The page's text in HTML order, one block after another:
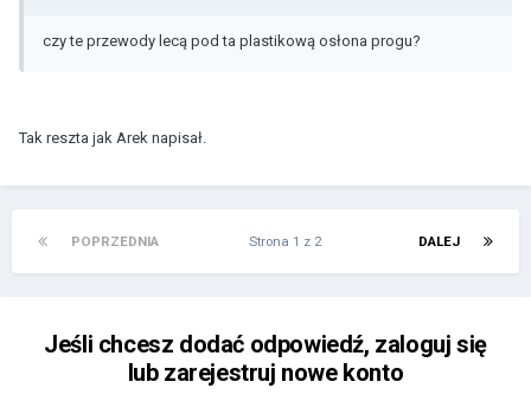
czy te przewody lecą pod ta plastikową osłona progu?
Tak reszta jak Arek napisał.
POPRZEDNIA DALEJ
Strona 1 z 2
Jeśli chcesz dodać odpowiedź, zaloguj się
lub zarejestruj nowe konto